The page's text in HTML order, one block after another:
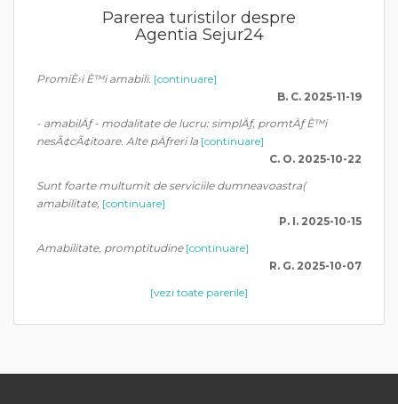
Parerea turistilor despre
Agentia Sejur24
PromiÈ›i È™i amabili. [continuare]
B. C. 2025-11-19
- amabilÄƒ - modalitate de lucru: simplÄƒ, promtÄƒ È™i
nesÃ¢cÃ¢itoare. Alte pÄƒreri la [continuare]
C. O. 2025-10-22
Sunt foarte multumit de serviciile dumneavoastra(
amabilitate, [continuare]
P. I. 2025-10-15
Amabilitate, promptitudine [continuare]
R. G. 2025-10-07
[vezi toate parerile]